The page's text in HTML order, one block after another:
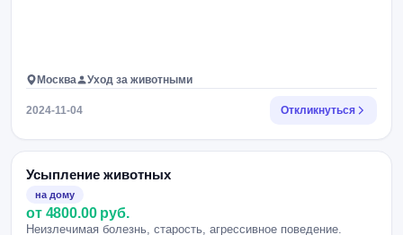
Москва Уход за животными
2024-11-04 Откликнуться
Усыпление животных
на дому
от 4800.00 руб.
Неизлечимая болезнь, старость, агрессивное поведение.